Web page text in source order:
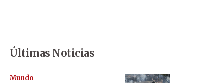
Últimas Noticias
Mundo